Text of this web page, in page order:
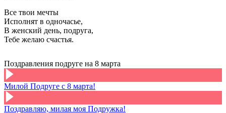
Все твои мечты
Исполнят в одночасье,
В женский день, подруга,
Тебе желаю счастья.
Поздравления подруге на 8 марта
Милой Подруге с 8 марта!
Поздравляю, милая моя Подружка!